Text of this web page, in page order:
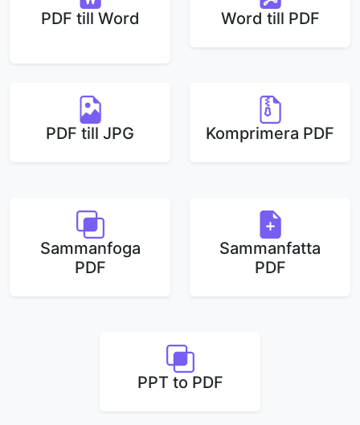
PDF till Word Word till PDF
PDF till JPG Komprimera PDF
Sammanfoga
PDF
Sammanfatta
PDF
PPT to PDF